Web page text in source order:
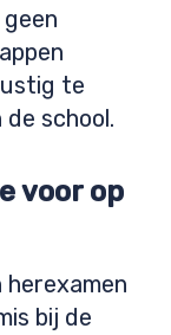
te
school.
voor op
herexamen
bij de